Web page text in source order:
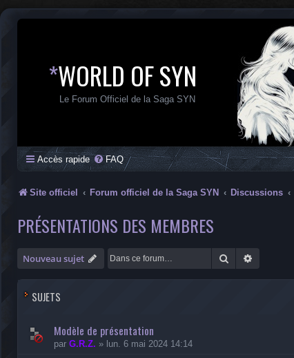
*WORLD OF SYN
Le Forum Officiel de la Saga SYN
Accès rapide FAQ
Site officiel Forum officiel de la Saga SYN Discussions
PRÉSENTATIONS DES MEMBRES
Nouveau sujet Rechercher
SUJETS
Modèle de présentation
par G.R.Z. » lun. 6 mai 2024 14:14